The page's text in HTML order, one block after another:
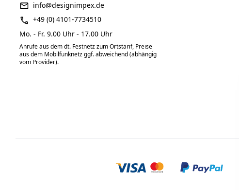
info@designimpex.de
+49 (0) 4101-7734510
Mo. - Fr. 9.00 Uhr - 17.00 Uhr
Anrufe aus dem dt. Festnetz zum Ortstarif, Preise
aus dem Mobilfunknetz ggf. abweichend (abhängig
vom Provider).